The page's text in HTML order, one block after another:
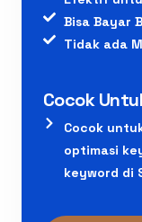
Bisa Bayar
Tidak ada
Cocok
Cocok
optimasi
keyword di